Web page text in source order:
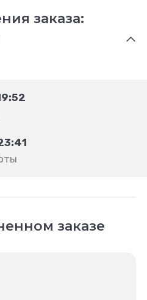
заказа:
заказе